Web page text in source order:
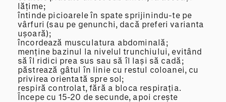
lățime;
întinde picioarele în spate sprijinindu-te pe
vârfuri (sau pe genunchi, dacă preferi varianta
ușoară);
încordează musculatura abdominală;
menține bazinul la nivelul trunchiului, evitând
să îl ridici prea sus sau să îl lași să cadă;
păstrează gâtul în linie cu restul coloanei, cu
privirea orientată spre sol;
respiră controlat, fără a bloca respirația.
Începe cu 15-20 de secunde, apoi crește